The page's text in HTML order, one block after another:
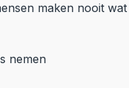
maken nooit
nemen